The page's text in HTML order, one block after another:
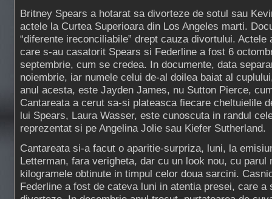
Britney Spears a hotarat sa divorteze de sotul sau
actele la Curtea Superioara din Los Angeles marti.
“diferente ireconciliabile” drept cauza divortului. Actele
care s-au casatorit Spears si Federline a fost 6
septembrie, cum se credea. In documente, data
noiembrie, iar numele celui de-al doilea baiat al
anul acesta, este Jayden James, nu Sutton Pierce,
Cantareata a cerut sa-si plateasca fiecare cheltuielile
lui Spears, Laura Wasser, este cunoscuta in randul
reprezentat si pe Angelina Jolie sau Kiefer Sutherland.
Cantareata si-a facut o aparitie-surpriza, luni, la
Letterman, fara verigheta, dar cu un look nou, cu parul
kilogramele obtinute in timpul celor doua sarcini.
Federline a fost de cateva luni in atentia presei, care a